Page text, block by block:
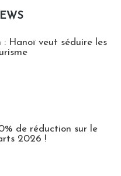
Hanoï veut séduire les
de réduction sur le
2026 !